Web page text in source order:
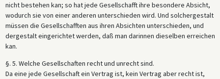
nicht bestehen kan; so hat jede Gesellschafft ihre besondere Absicht,
wodurch sie von einer anderen unterschieden wird. Und solchergestalt
müssen die Gesellschafften aus ihren Absichten unterschieden, und
dergestalt eingerichtet werden, daß man darinnen dieselben erreichen
kan.
§. 5. Welche Gesellschaften recht und unrecht sind.
Da eine jede Gesellschaft ein Vertrag ist, kein Vertrag aber recht ist,